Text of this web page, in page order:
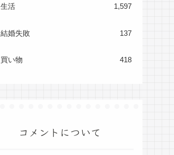
生活 1,597
結婚失敗 137
買い物 418
コメントについて